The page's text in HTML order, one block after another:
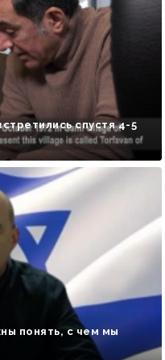
спустя 4-5
понять, с чем мы